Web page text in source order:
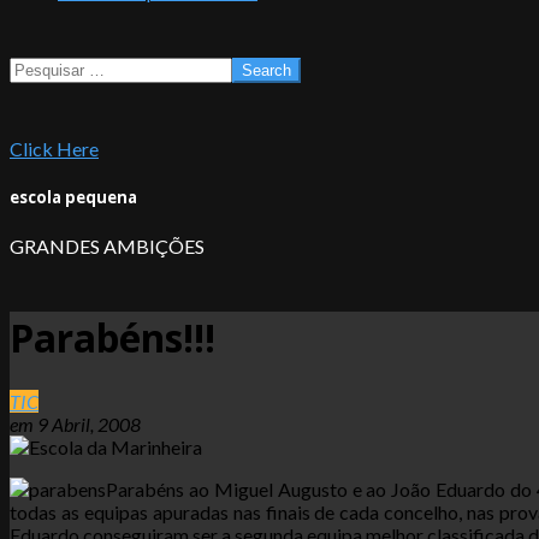
Search
Click Here
escola pequena
GRANDES AMBIÇÕES
Parabéns!!!
TIC
em 9 Abril, 2008
Parabéns ao Miguel Augusto e ao João Eduardo
todas as equipas apuradas nas finais de cada concelho, nas